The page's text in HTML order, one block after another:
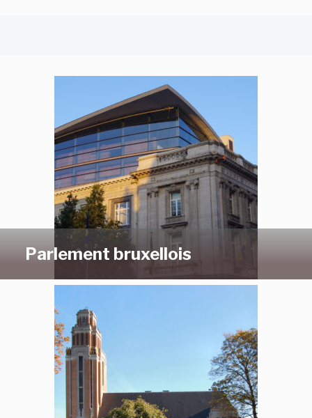
Parlement bruxellois